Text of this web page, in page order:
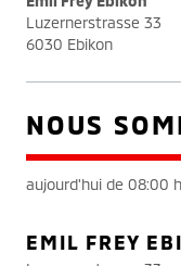
Luzernerstrasse 33
6030 Ebikon
NOUS
aujourd'hui de 08:00
EMIL FREY